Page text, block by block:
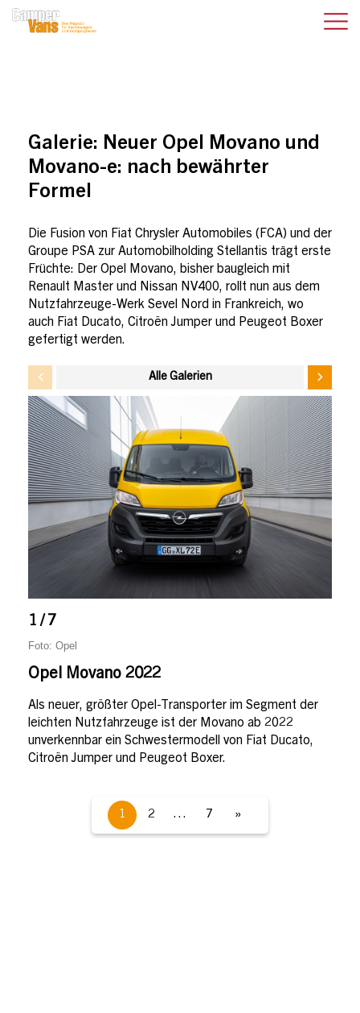
Galerie: Neuer Opel Movano und
Movano-e: nach bewährter
Formel
Die Fusion von Fiat Chrysler Automobiles (FCA) und der
Groupe PSA zur Automobilholding Stellantis trägt erste
Früchte: Der Opel Movano, bisher baugleich mit
Renault Master und Nissan NV400, rollt nun aus dem
Nutzfahrzeuge-Werk Sevel Nord in Frankreich, wo
auch Fiat Ducato, Citroën Jumper und Peugeot Boxer
gefertigt werden.
Alle Galerien
1 / 7
Foto: Opel
Opel Movano 2022
Als neuer, größter Opel-Transporter im Segment der
leichten Nutzfahrzeuge ist der Movano ab 2022
unverkennbar ein Schwestermodell von Fiat Ducato,
Citroën Jumper und Peugeot Boxer.
1 2 … 7 »